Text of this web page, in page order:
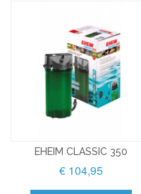
EHEIM CLASSIC 350
€ 104,95